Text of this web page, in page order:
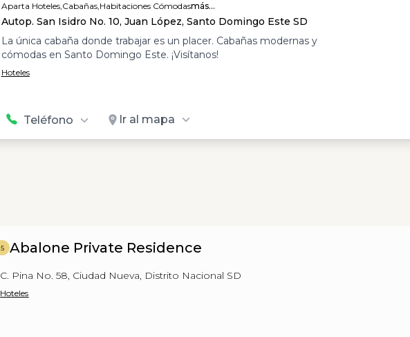
Aparta Hoteles,Cabañas,Habitaciones Cómodasmás...
Autop. San Isidro No. 10, Juan López, Santo Domingo Este SD
La única cabaña donde trabajar es un placer. Cabañas modernas y
cómodas en Santo Domingo Este. ¡Visítanos!
Hoteles
Teléfono Ir al mapa
5 Abalone Private Residence
C. Pina No. 58, Ciudad Nueva, Distrito Nacional SD
Hoteles